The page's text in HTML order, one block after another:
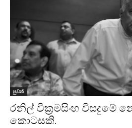
පුවත්
රනිල් වික්‍රමසිංහ විසදුමේ
කොටසකි.